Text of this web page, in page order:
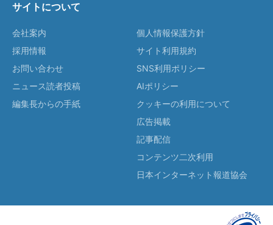
サイトについて
会社案内
採用情報
お問い合わせ
ニュース読者投稿
編集長からの手紙
個人情報保護方針
サイト利用規約
SNS利用ポリシー
AIポリシー
クッキーの利用について
広告掲載
記事配信
コンテンツ二次利用
日本インターネット報道協会